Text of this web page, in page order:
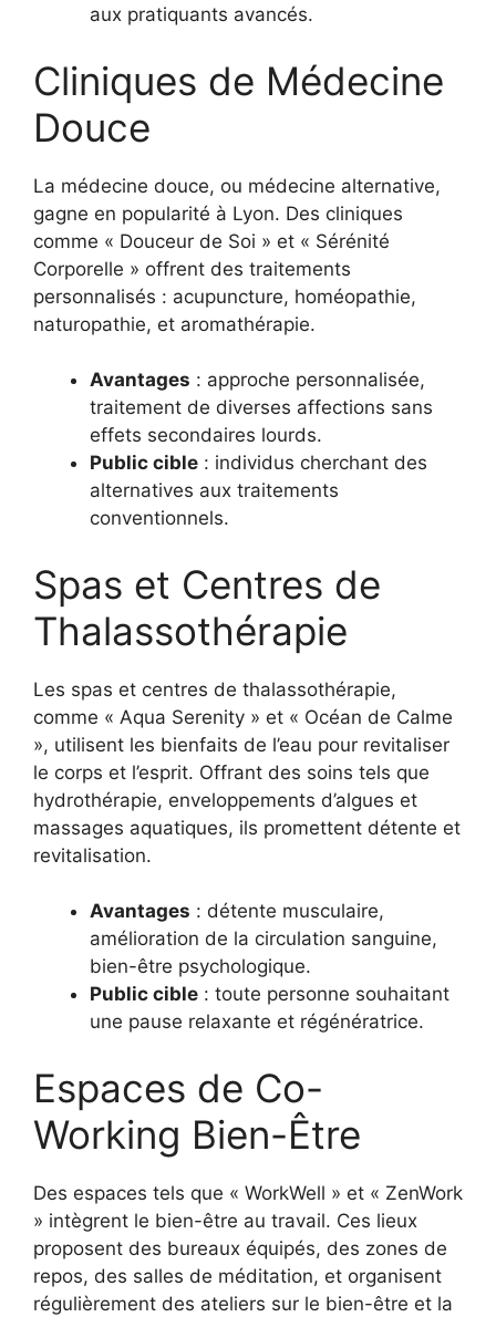
aux pratiquants avancés.
Cliniques de Médecine
Douce
La médecine douce, ou médecine alternative,
gagne en popularité à Lyon. Des cliniques
comme « Douceur de Soi » et « Sérénité
Corporelle » offrent des traitements
personnalisés : acupuncture, homéopathie,
naturopathie, et aromathérapie.
Avantages : approche personnalisée,
traitement de diverses affections sans
effets secondaires lourds.
Public cible : individus cherchant des
alternatives aux traitements
conventionnels.
Spas et Centres de
Thalassothérapie
Les spas et centres de thalassothérapie,
comme « Aqua Serenity » et « Océan de Calme
», utilisent les bienfaits de l’eau pour revitaliser
le corps et l’esprit. Offrant des soins tels que
hydrothérapie, enveloppements d’algues et
massages aquatiques, ils promettent détente et
revitalisation.
Avantages : détente musculaire,
amélioration de la circulation sanguine,
bien-être psychologique.
Public cible : toute personne souhaitant
une pause relaxante et régénératrice.
Espaces de Co-
Working Bien-Être
Des espaces tels que « WorkWell » et « ZenWork
» intègrent le bien-être au travail. Ces lieux
proposent des bureaux équipés, des zones de
repos, des salles de méditation, et organisent
régulièrement des ateliers sur le bien-être et la